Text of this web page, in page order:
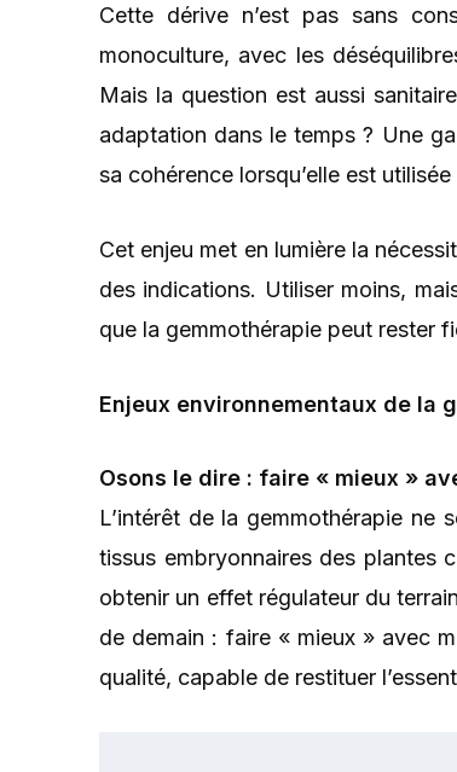
Cette dérive n’est pas sans
monoculture, avec les
Mais la question est aussi
adaptation dans le temps ? Une
sa cohérence lorsqu’elle est
Cet enjeu met en lumière la
des indications. Utiliser moins,
que la gemmothérapie peut rester
Enjeux environnementaux de la
Osons le dire : faire « mieux »
L’intérêt de la gemmothérapie ne
tissus embryonnaires des plantes
obtenir un effet régulateur du
de demain : faire « mieux » avec
qualité, capable de restituer